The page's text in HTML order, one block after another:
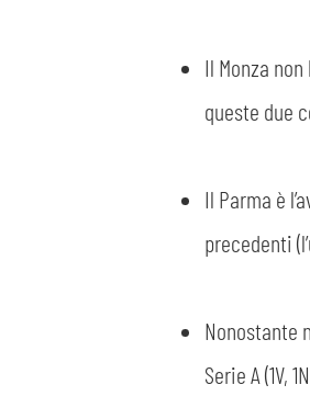
Il Monza
queste due
Il Parma è
precedenti
Nonostante
Serie A (1V,